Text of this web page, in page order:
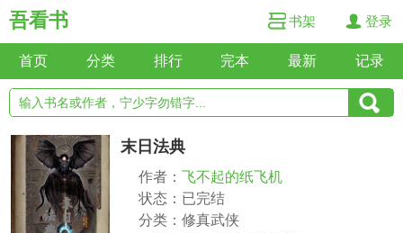
吾看书 书架 登录
首页 分类 排行 完本 最新 记录
末日法典
作者： 飞不起的纸飞机
状态：已完结
分类：修真武侠